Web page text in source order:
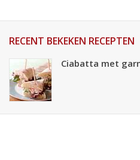
RECENT BEKEKEN RECEPTEN
Ciabatta met